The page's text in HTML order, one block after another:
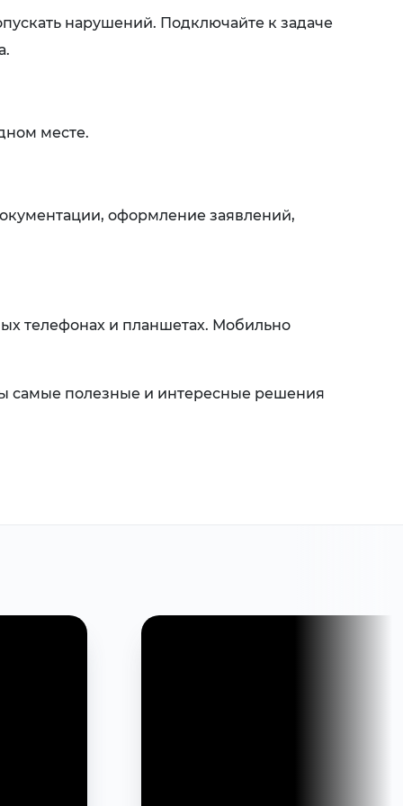
нарушений. Подключайте к задаче
месте.
оформление заявлений,
телефонах и планшетах. Мобильно
самые полезные и интересные решения